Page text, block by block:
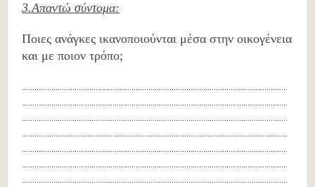
3.Απαντώ σύντομα:
Ποιες ανάγκες ικανοποιούνται μέσα στην οικογένεια
και με ποιον τρόπο;
………………………………………………………………………………………………………………
………………………………………………………………………………………………………………
………………………………………………………………………………………………………………
………………………………………………………………………………………………………………
………………………………………………………………………………………………………………
………………………………………………………………………………………………………………
………………………………………………………………………………………………………………